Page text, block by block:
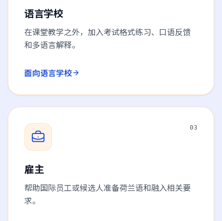
语言学校
在课堂教学之外，加入考试格式练习、口语反馈
和多语言解释。
面向语言学校
03
雇主
帮助国际员工或候选人准备荷兰语和融入相关要
求。